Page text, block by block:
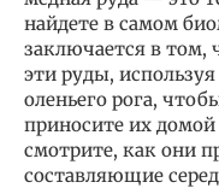
найдете в самом
заключается в том,
эти руды,
оленьего рога,
приносите их
смотрите, как они
составляющие